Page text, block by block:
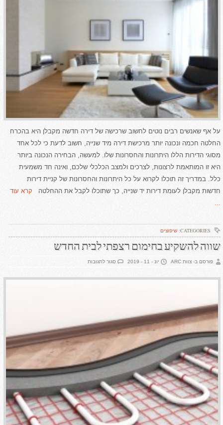
על אף שאנשים רבים נוטים לחשוב שרכישה של דירה חדשה מקבלן היא בהכרח
החלטה חכמה ונכונה יותר מרכישת דירה מיד שנייה, חשוב לדעת כי לכל אחד
מסוגי הדירות הללו היתרונות והחסרונות שלו. למעשה, הבחירה הנכונה ביותר
היא זו המותאמת לרצונות, לצרכים ולמצב הכלכלי שלכם, ואינה חד משמעית
כלל. במדריך זה תוכלו לקרוא על כל היתרונות והחסרונות של קניית דירות
חדשות מקבלן לעומת דירות יד שנייה, כך שתוכלו לקבל את ההחלטה קרא עוד
...
CATEGORIES: שיפוצים
שווה להשקיע בחימום רצפתי לבית החדש
פורסם ב- צוות ARC יונ - 11 - 2019 סגור לתגובותעל
בחימום